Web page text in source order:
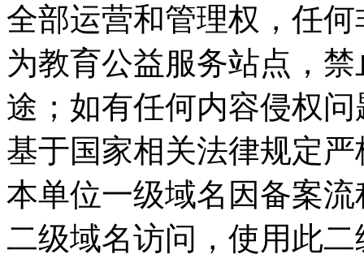
全部运营和管理权，任
为教育公益服务站点，
途；如有任何内容侵权
基于国家相关法律规定
本单位一级域名因备案
二级域名访问，使用此